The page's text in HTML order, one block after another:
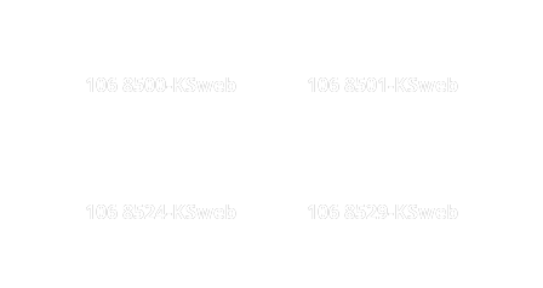
106 8500-KSweb 106 8501-KSweb
106 8524-KSweb 106 8529-KSweb